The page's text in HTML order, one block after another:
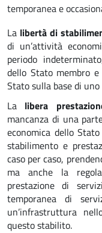
temporanea e
La libertà di
di un’attività
periodo
dello Stato membro
Stato sulla base di
La libera
mancanza di una
economica dello
stabilimento e
caso per caso,
ma anche la
prestazione di
temporanea di
un’infrastruttura
questo stabilito.